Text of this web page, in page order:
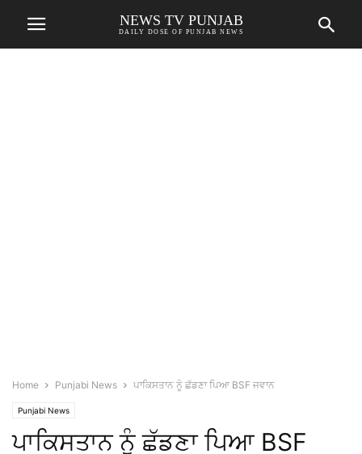
NEWS TV PUNJAB
DAILY DOSE OF PUNJAB NEWS
Home Punjabi News ਪਾਕਿਸਤਾਨ ਨੂੰ ਛੱਡਣਾ ਪਿਆ BSF ਜਵਾਨ
Punjabi News
ਪਾਕਿਸਤਾਨ ਨੂੰ ਛੱਡਣਾ ਪਿਆ BSF